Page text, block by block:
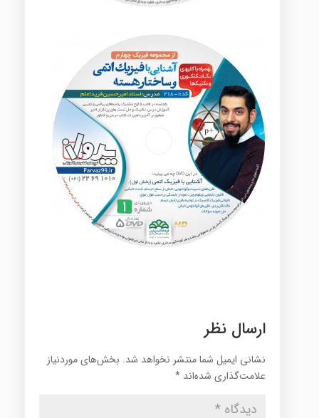
ارسال نظر
نشانی ایمیل شما منتشر نخواهد شد. بخش‌های موردنیاز
علامت‌گذاری شده‌اند *